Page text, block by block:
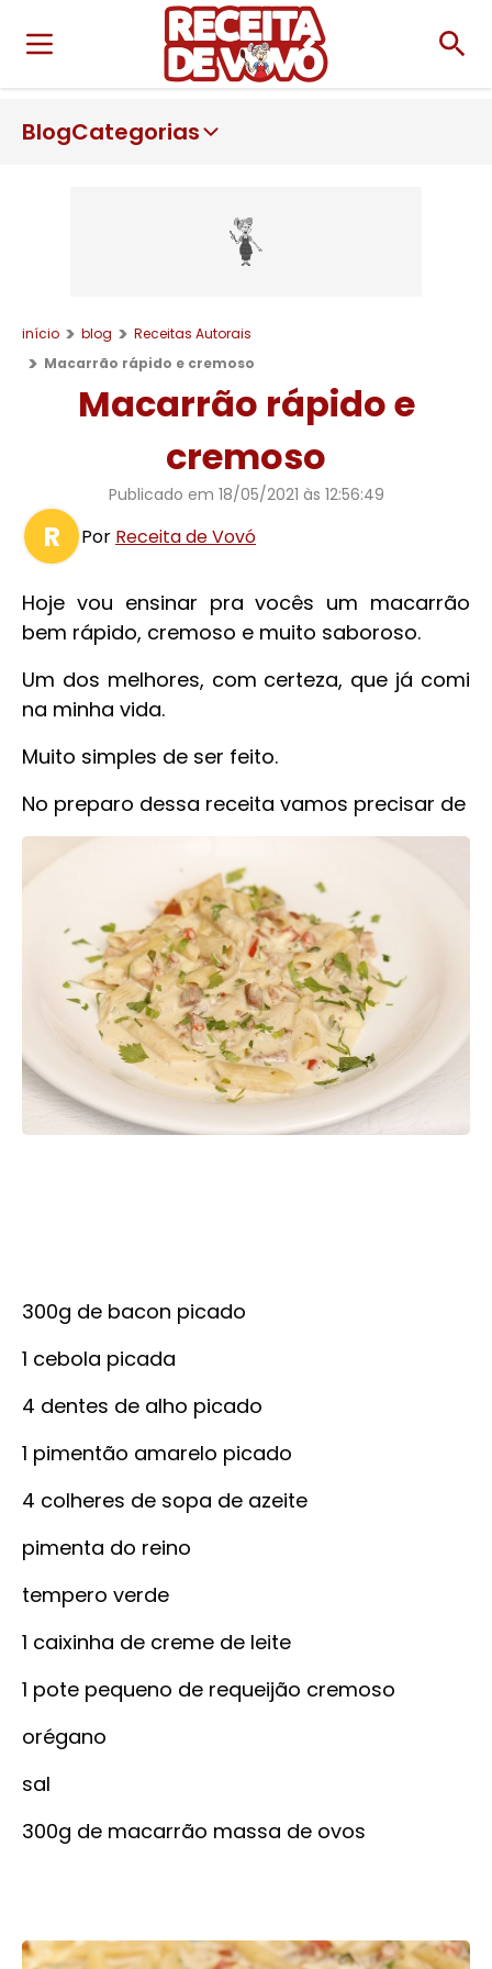
BlogCategorias
início blog
Receitas Autorais
Macarrão rápido e cremoso
Macarrão rápido e
cremoso
Publicado em 18/05/2021 às 12:56:49
R Por Receita de Vovó
Hoje vou ensinar pra vocês um macarrão
bem rápido, cremoso e muito saboroso.
Um dos melhores, com certeza, que já comi
na minha vida.
Muito simples de ser feito.
No preparo dessa receita vamos precisar de
300g de bacon picado
1 cebola picada
4 dentes de alho picado
1 pimentão amarelo picado
4 colheres de sopa de azeite
pimenta do reino
tempero verde
1 caixinha de creme de leite
1 pote pequeno de requeijão cremoso
orégano
sal
300g de macarrão massa de ovos